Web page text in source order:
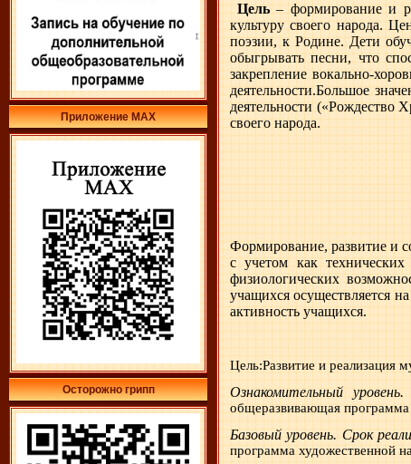
Приложение МАХ
Осторожно грипп
Цель– формирование и
культуру своего народа.
поэзии, к Родине. Дети
обыгрывать песни, что
закрепление вокально-
деятельности.Большое
деятельности («Рождество
своего народа.
Формирование, развитие и
с учетом как
физиологических
учащихся осуществляется
активность учащихся.
Цель:Развитие и реализация
Ознакомительный
общеразвивающая программа
Базовый уровень. Срок
программа художественной